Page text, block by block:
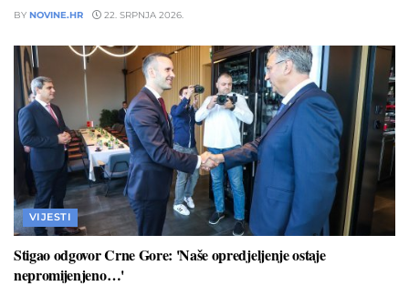
BY NOVINE.HR 22. SRPNJA 2026.
VIJESTI
Stigao odgovor Crne Gore: 'Naše opredjeljenje ostaje
nepromijenjeno…'